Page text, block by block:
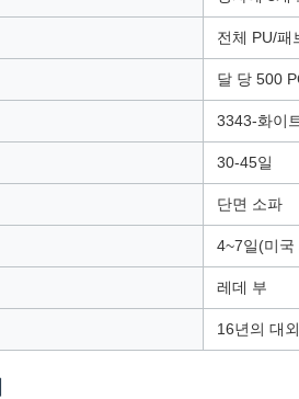
전체 PU/패
달 당 500
3343-화이
30-45일
단면 소파
4~7일(미국
레데 부
16년의 대